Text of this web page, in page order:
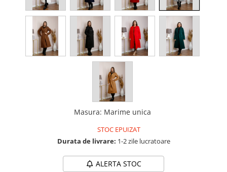
Masura: Marime unica
STOC EPUIZAT
Durata de livrare: 1-2 zile lucratoare
ALERTA STOC